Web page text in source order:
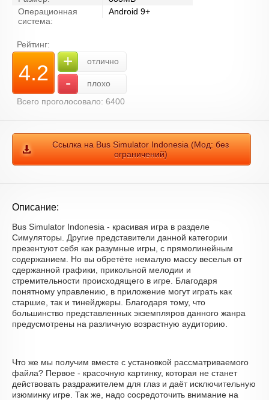
Операционная
система:
Android 9+
Рейтинг:
4.2 + отлично
-
плохо
Всего проголосовало: 6400
Ссылка на Bus Simulator Indonesia (Мод: без
ограничений)
Описание:
Bus Simulator Indonesia - красивая игра в разделе
Симуляторы. Другие представители данной категории
презентуют себя как разумные игры, с прямолинейным
содержанием. Но вы обретёте немалую массу веселья от
сдержанной графики, прикольной мелодии и
стремительности происходящего в игре. Благодаря
понятному управлению, в приложение могут играть как
старшие, так и тинейджеры. Благодаря тому, что
большинство представленных экземпляров данного жанра
предусмотрены на различную возрастную аудиторию.
Что же мы получим вместе с установкой рассматриваемого
файла? Первое - красочную картинку, которая не станет
действовать раздражителем для глаз и даёт исключительную
изюминку игре. Так же, надо сосредоточить внимание на